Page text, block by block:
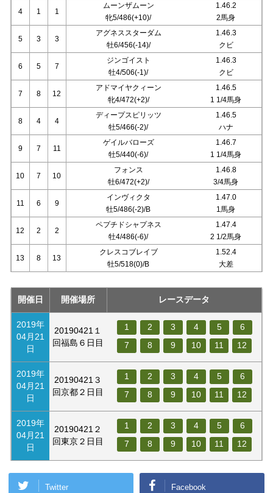
4 1 1
ムーンザムーン
牝5/486(+10)/
1.46.2
2馬身
5 3 3
アグネススターダム
牡6/456(-14)/
1.46.3
クビ
6 5 7
ジンゴイスト
牡4/506(-1)/
1.46.3
クビ
7 8 12
アドマイヤクィーン
牝4/472(+2)/
1.46.5
1 1/4馬身
8 4 4
ディープスピリッツ
牡5/466(-2)/
1.46.5
ハナ
9 7 11
ゲイルバローズ
牡5/440(-6)/
1.46.7
1 1/4馬身
10 7 10
フォンス
牡6/472(+2)/
1.46.8
3/4馬身
11 6 9
インヴィクタ
牡5/486(-2)/B
1.47.0
1馬身
12 2 2
ペプチドシャプネス
牡4/486(-6)/
1.47.4
2 1/2馬身
13 8 13
クレスコブレイブ
牡5/518(0)/B
1.52.4
大差
開催日 開催場所 レースデータ
2019年
04月21
日
20190421１
回福島６日目
1 2 3 4 5
6
7
8 9 10 11 12
2019年
04月21
日
20190421３
回京都２日目
1 2 3 4 5
6
7
8 9 10 11 12
2019年
04月21
日
20190421２
回東京２日目
1 2 3 4 5
6
7
8 9 10 11 12
Twitter Facebook